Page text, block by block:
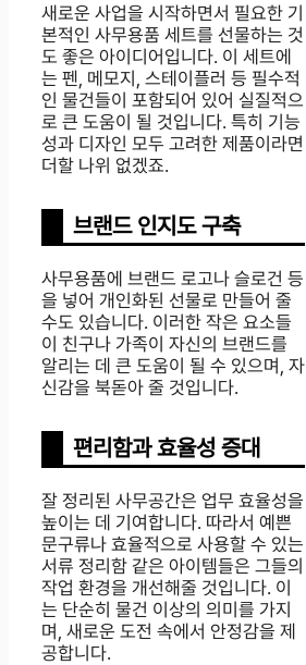
새로운 사업을 시작하면서 필요한 기
본적인 사무용품 세트를 선물하는 것
도 좋은 아이디어입니다. 이 세트에
는 펜, 메모지, 스테이플러 등 필수적
인 물건들이 포함되어 있어 실질적으
로 큰 도움이 될 것입니다. 특히 기능
성과 디자인 모두 고려한 제품이라면
더할 나위 없겠죠.
브랜드 인지도 구축
사무용품에 브랜드 로고나 슬로건 등
을 넣어 개인화된 선물로 만들어 줄
수도 있습니다. 이러한 작은 요소들
이 친구나 가족이 자신의 브랜드를
알리는 데 큰 도움이 될 수 있으며, 자
신감을 북돋아 줄 것입니다.
편리함과 효율성 증대
잘 정리된 사무공간은 업무 효율성을
높이는 데 기여합니다. 따라서 예쁜
문구류나 효율적으로 사용할 수 있는
서류 정리함 같은 아이템들은 그들의
작업 환경을 개선해줄 것입니다. 이
는 단순히 물건 이상의 의미를 가지
며, 새로운 도전 속에서 안정감을 제
공합니다.